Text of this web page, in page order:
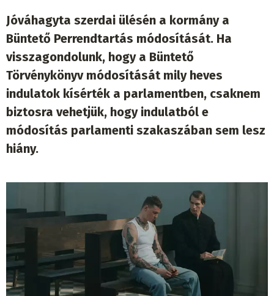
Jóváhagyta szerdai ülésén a kormány a
Büntető Perrendtartás módosítását. Ha
visszagondolunk, hogy a Büntető
Törvénykönyv módosítását mily heves
indulatok kísérték a parlamentben, csaknem
biztosra vehetjük, hogy indulatból e
módosítás parlamenti szakaszában sem lesz
hiány.